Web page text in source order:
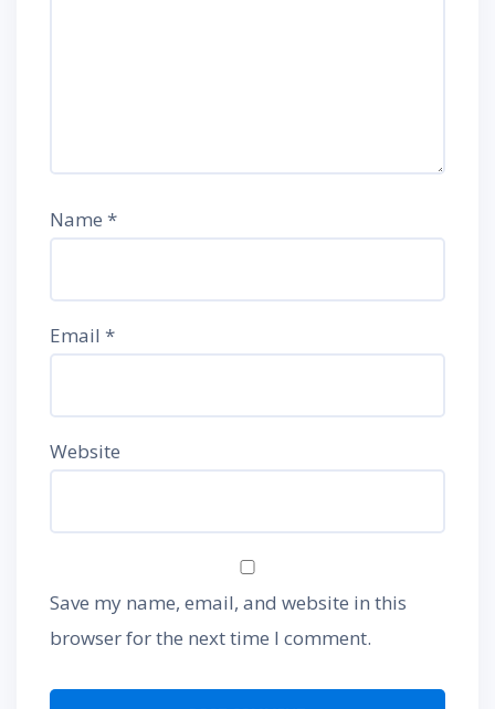
Name *
Email *
Website
Save my name, email, and website in this
browser for the next time I comment.